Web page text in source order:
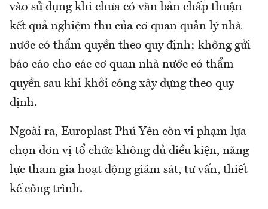
vào sử dụng khi chưa có văn bản chấp thuận
kết quả nghiệm thu của cơ quan quản lý nhà
nước có thẩm quyền theo quy định; không gửi
báo cáo cho các cơ quan nhà nước có thẩm
quyền sau khi khởi công xây dựng theo quy
định.
Ngoài ra, Europlast Phú Yên còn vi phạm lựa
chọn đơn vị tổ chức không đủ điều kiện, năng
lực tham gia hoạt động giám sát, tư vấn, thiết
kế công trình.